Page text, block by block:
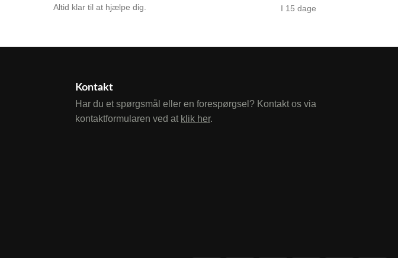
Altid klar til at hjælpe dig.
I 15 dage
Kontakt
Har du et spørgsmål eller en forespørgsel? Kontakt os via
kontaktformularen ved at klik her.